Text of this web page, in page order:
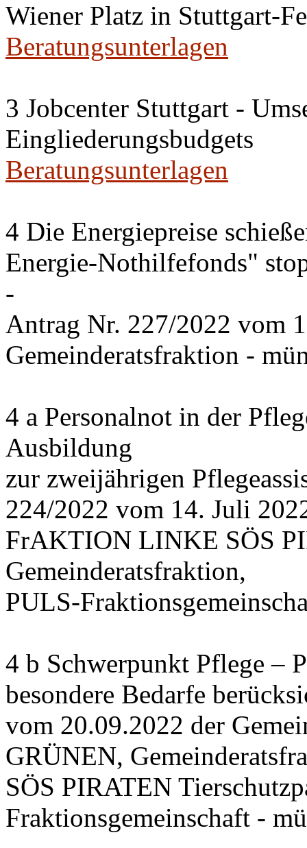
Wiener Platz in Stuttgart-
Beratungsunterlagen
3 Jobcenter Stuttgart -
Eingliederungsbudgets
Beratungsunterlagen
4 Die Energiepreise
Energie-Nothilfefonds"
-
Antrag Nr. 227/2022 vom
Gemeinderatsfraktion -
4 a Personalnot in der
Ausbildung
zur zweijährigen
224/2022 vom 14. Juli
FrAKTION LINKE SÖS
Gemeinderatsfraktion,
PULS-
4 b Schwerpunkt Pflege –
besondere Bedarfe
vom 20.09.2022 der
GRÜNEN,
SÖS PIRATEN
Fraktionsgemeinschaft -